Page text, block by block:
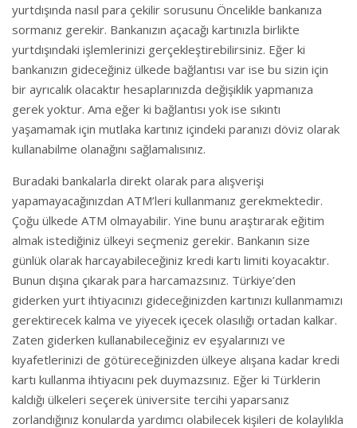
yurtdışında nasıl para çekilir sorusunu Öncelikle bankanıza
sormanız gerekir. Bankanızın açacağı kartınızla birlikte
yurtdışındaki işlemlerinizi gerçekleştirebilirsiniz. Eğer ki
bankanızın gideceğiniz ülkede bağlantısı var ise bu sizin için
bir ayrıcalık olacaktır hesaplarınızda değişiklik yapmanıza
gerek yoktur. Ama eğer ki bağlantısı yok ise sıkıntı
yaşamamak için mutlaka kartınız içindeki paranızı döviz olarak
kullanabilme olanağını sağlamalısınız.
Buradaki bankalarla direkt olarak para alışverişi
yapamayacağınızdan ATM’leri kullanmanız gerekmektedir.
Çoğu ülkede ATM olmayabilir. Yine bunu araştırarak eğitim
almak istediğiniz ülkeyi seçmeniz gerekir. Bankanın size
günlük olarak harcayabileceğiniz kredi kartı limiti koyacaktır.
Bunun dışına çıkarak para harcamazsınız. Türkiye’den
giderken yurt ihtiyacınızı gideceğinizden kartınızı kullanmamızı
gerektirecek kalma ve yiyecek içecek olasılığı ortadan kalkar.
Zaten giderken kullanabileceğiniz ev eşyalarınızı ve
kıyafetlerinizi de götüreceğinizden ülkeye alışana kadar kredi
kartı kullanma ihtiyacını pek duymazsınız. Eğer ki Türklerin
kaldığı ülkeleri seçerek üniversite tercihi yaparsanız
zorlandığınız konularda yardımcı olabilecek kişileri de kolaylıkla